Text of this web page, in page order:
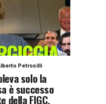
Petrosilli
solo la
è successo
della FIGC.